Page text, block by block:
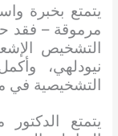
يتمتع بخبرة
مرموقة – فقد
التشخيص
نيودلهي،
التشخيصية في
يتمتع